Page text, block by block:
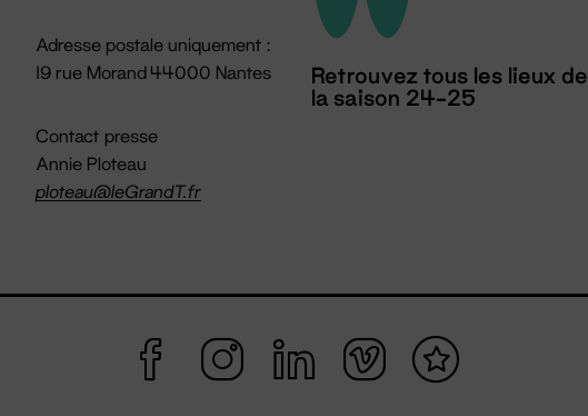
Adresse postale uniquement :
19 rue Morand 44000 Nantes
Contact presse
Annie Ploteau
ploteau@leGrandT.fr
Retrouvez tous les lieux de
la saison 24-25